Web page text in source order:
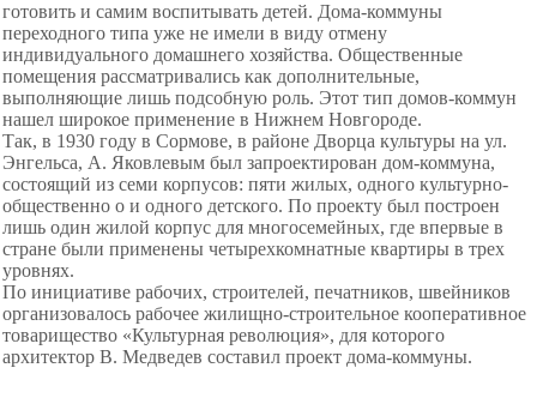
готовить и самим воспитывать детей. Дома-коммуны
переходного типа уже не имели в виду отмену
индивидуального домашнего хозяйства. Общественные
помещения рассматривались как дополнительные,
выполняющие лишь подсобную роль. Этот тип домов-коммун
нашел широкое применение в Нижнем Новгороде.
Так, в 1930 году в Сормове, в районе Дворца культуры на ул.
Энгельса, А. Яковлевым был запроектирован дом-коммуна,
состоящий из семи корпусов: пяти жилых, одного культурно-
общественно о и одного детского. По проекту был построен
лишь один жилой корпус для многосемейных, где впервые в
стране были применены четырехкомнатные квартиры в трех
уровнях.
По инициативе рабочих, строителей, печатников, швейников
организовалось рабочее жилищно-строительное кооперативное
товарищество «Культурная революция», для которого
архитектор В. Медведев составил проект дома-коммуны.